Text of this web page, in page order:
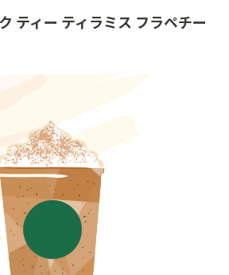
ティー ティラミス フラペチー